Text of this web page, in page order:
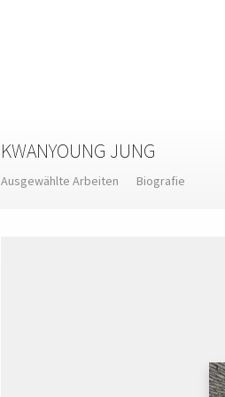
KWANYOUNG JUNG
Ausgewählte Arbeiten Biografie